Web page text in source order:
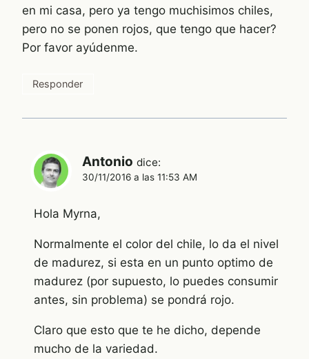
en mi casa, pero ya tengo muchisimos chiles,
pero no se ponen rojos, que tengo que hacer?
Por favor ayúdenme.
Responder
Antonio dice:
30/11/2016 a las 11:53 AM
Hola Myrna,
Normalmente el color del chile, lo da el nivel
de madurez, si esta en un punto optimo de
madurez (por supuesto, lo puedes consumir
antes, sin problema) se pondrá rojo.
Claro que esto que te he dicho, depende
mucho de la variedad.